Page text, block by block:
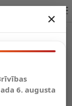
×
6. augusta